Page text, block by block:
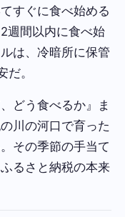
すぐに食べ始める
週間以内に食べ始
は、冷暗所に保管
。
どう食べるか』ま
川の河口で育った
その季節の手当て
るさと納税の本来